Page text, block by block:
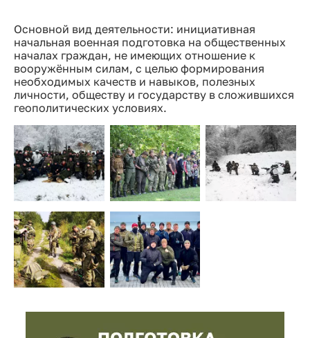
Основной вид деятельности: инициативная
начальная военная подготовка на общественных
началах граждан, не имеющих отношение к
вооружённым силам, с целью формирования
необходимых качеств и навыков, полезных
личности, обществу и государству в сложившихся
геополитических условиях.